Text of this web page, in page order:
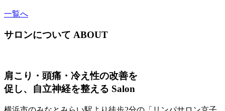
一覧へ
サロンについて ABOUT
肩こり・頭痛・冷え性の改善を
促し、自立神経を整える Salon